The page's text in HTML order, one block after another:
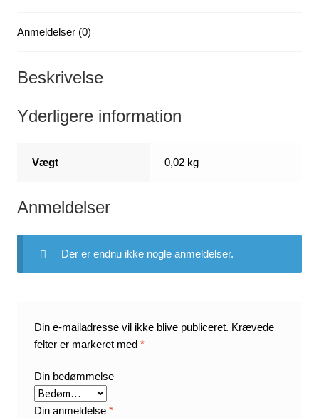
Anmeldelser (0)
Beskrivelse
Yderligere information
Vægt 0,02 kg
Anmeldelser
Der er endnu ikke nogle anmeldelser.
Din e-mailadresse vil ikke blive publiceret. Krævede
felter er markeret med*
Din bedømmelse
Din anmeldelse*